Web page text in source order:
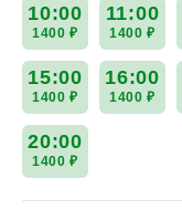
10:00
1400 ₽
11:00
1400 ₽
15:00
1400 ₽
16:00
1400 ₽
20:00
1400 ₽